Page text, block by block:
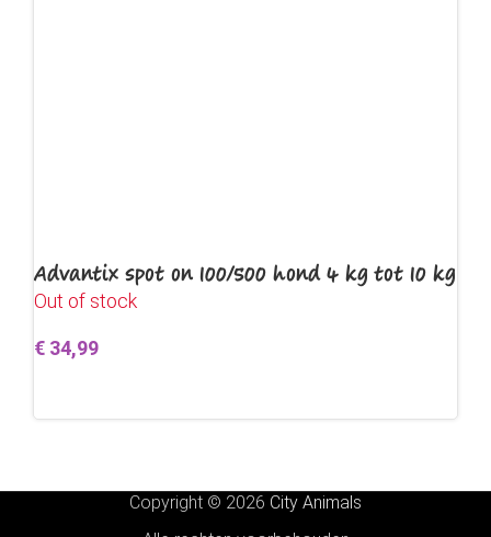
Advantix spot on 100/500 hond 4 kg tot 10 kg
Out of stock
€ 34,99
Copyright © 2026 City Animals